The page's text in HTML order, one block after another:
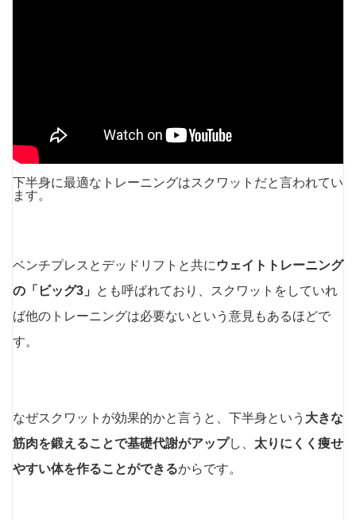
下半身に最適なトレーニングはスクワットだと言われてい
ます。
ベンチプレスとデッドリフトと共に ウェイトトレーニング
の「ビッグ3」
とも呼ばれており、スクワットをしていれ
ば他のトレーニングは必要ないという意見もあるほどで
す。
なぜスクワットが効果的かと言うと、下半身という 大きな
筋肉を鍛えることで基礎代謝がアップし、 太りにくく痩せ
やすい体を作ることができるからです。